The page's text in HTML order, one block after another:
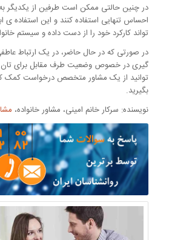
در چنین حالتی ممکن است طرفین از یکدیگر به
احساس تنهایی استفاده کنند و این استفاده ی
تواند کارکرد خود را از دست داده و سیستم
در صورتی که در حال حاضر، در یک ارتباط
گیری در خصوص وضعیت طرف مقابل برای
توانید از یک مشاور متخصص درخواست کمک
بگیرید.
نویسنده: سرکار خانم امینی، مشاور خانواده،